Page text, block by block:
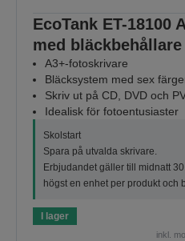
EcoTank ET-18100
med
A3+-fotoskrivare
Bläcksystem med sex
Skriv ut på CD, DVD och
Idealisk för fotoentusiaster
Skolstart
Spara på utvalda skrivare.
Erbjudandet gäller till midnatt
högst en enhet per produkt och
I lager
inkl.